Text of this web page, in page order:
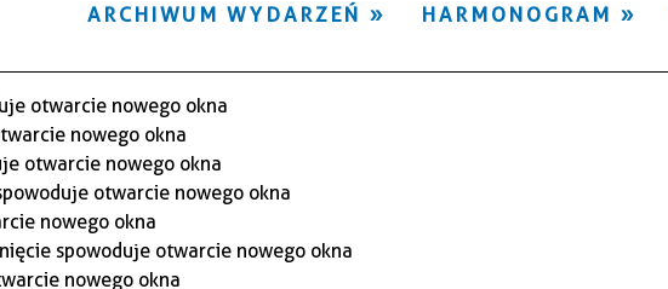
HARMONOGRAM
ARCHIWUM WYDARZEŃ